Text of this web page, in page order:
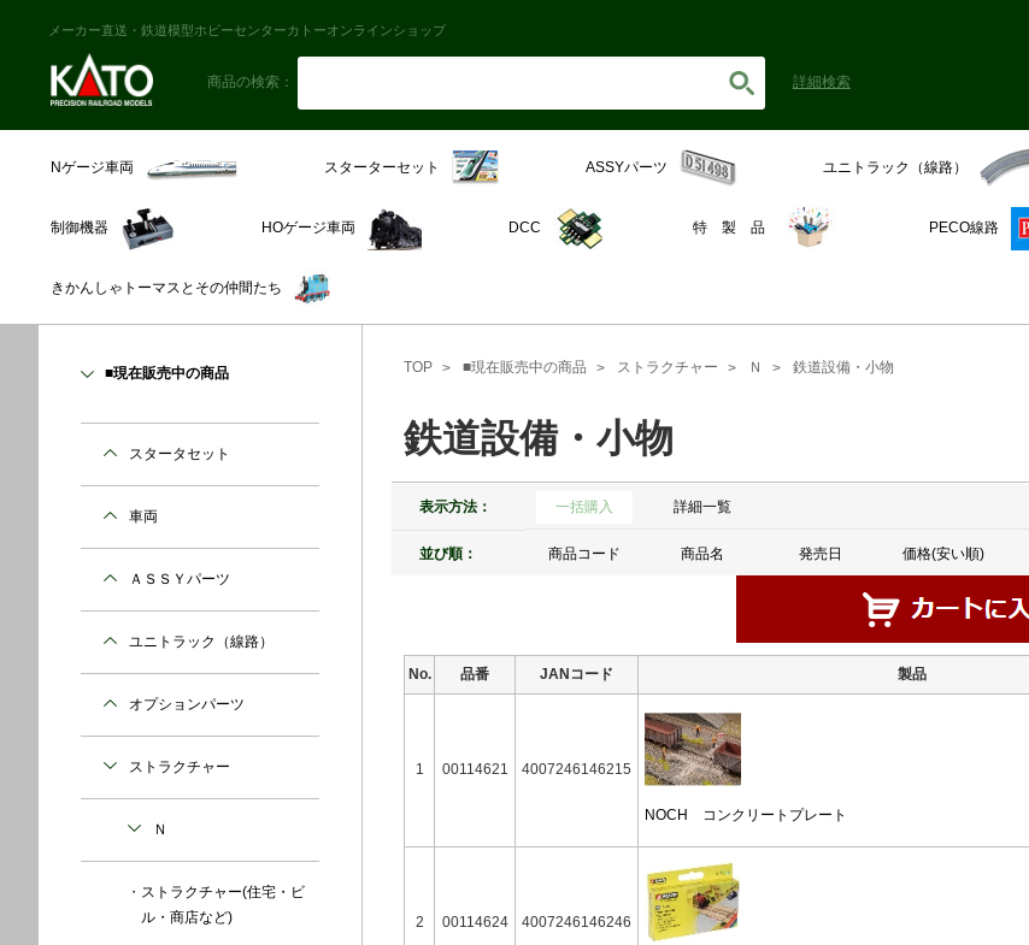
メーカー直送・鉄道模型ホビーセンターカトーオンラインショップ
商品の検索： 詳細検索
Nゲージ車両 スターターセット ASSYパーツ ユニトラック（線路）
制御機器 HOゲージ車両 DCC 特 製 品 PECO線路
きかんしゃトーマスとその仲間たち
TOP ■現在販売中の商品 ストラクチャー Ｎ 鉄道設備・小物
鉄道設備・小物
表示方法： 一括購入 詳細一覧
並び順： 商品コード 商品名 発売日 価格(安い順)
No. 品番 JANコード 製品
1 00114621 4007246146215
NOCH コンクリートプレート
2 00114624 4007246146246
■現在販売中の商品
スタータセット
車両
ＡＳＳＹパーツ
ユニトラック（線路）
オプションパーツ
ストラクチャー
Ｎ
ストラクチャー(住宅・ビ
ル・商店など)